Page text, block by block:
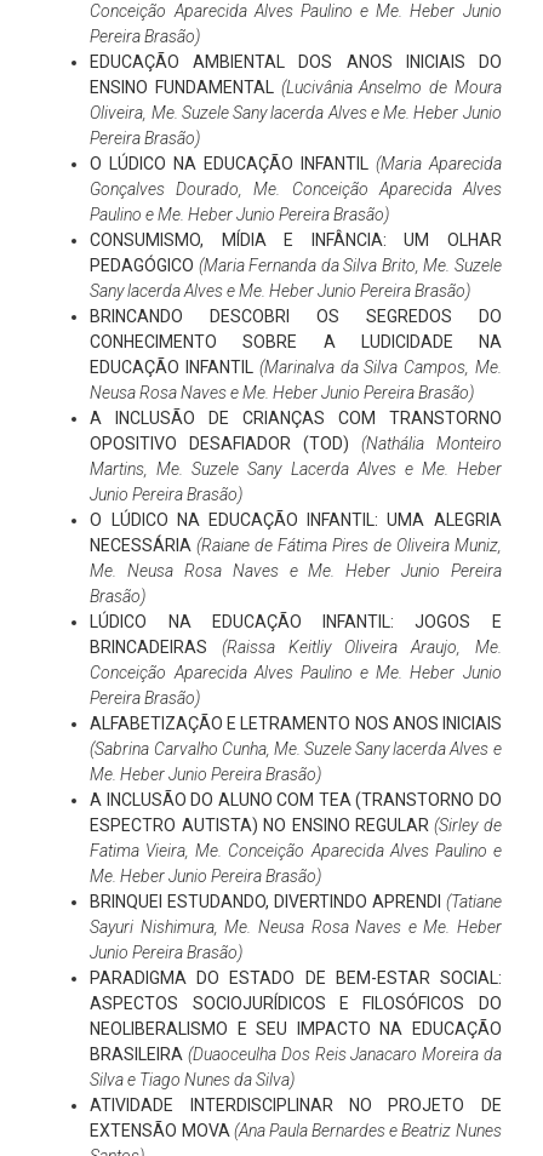
Conceição Aparecida Alves Paulino e Me. Heber Junio
Pereira Brasão)
EDUCAÇÃO AMBIENTAL DOS ANOS INICIAIS DO
ENSINO FUNDAMENTAL (Lucivânia Anselmo de Moura
Oliveira, Me. Suzele Sany lacerda Alves e Me. Heber Junio
Pereira Brasão)
O LÚDICO NA EDUCAÇÃO INFANTIL (Maria Aparecida
Gonçalves Dourado, Me. Conceição Aparecida Alves
Paulino e Me. Heber Junio Pereira Brasão)
CONSUMISMO, MÍDIA E INFÂNCIA: UM OLHAR
PEDAGÓGICO (Maria Fernanda da Silva Brito, Me. Suzele
Sany lacerda Alves e Me. Heber Junio Pereira Brasão)
BRINCANDO DESCOBRI OS SEGREDOS DO
CONHECIMENTO SOBRE A LUDICIDADE NA
EDUCAÇÃO INFANTIL (Marinalva da Silva Campos, Me.
Neusa Rosa Naves e Me. Heber Junio Pereira Brasão)
A INCLUSÃO DE CRIANÇAS COM TRANSTORNO
OPOSITIVO DESAFIADOR (TOD) (Nathália Monteiro
Martins, Me. Suzele Sany Lacerda Alves e Me. Heber
Junio Pereira Brasão)
O LÚDICO NA EDUCAÇÃO INFANTIL: UMA ALEGRIA
NECESSÁRIA(Raiane de Fátima Pires de Oliveira Muniz,
Me. Neusa Rosa Naves e Me. Heber Junio Pereira
Brasão)
LÚDICO NA EDUCAÇÃO INFANTIL: JOGOS E
BRINCADEIRAS (Raissa Keitliy Oliveira Araujo, Me.
Conceição Aparecida Alves Paulino e Me. Heber Junio
Pereira Brasão)
ALFABETIZAÇÃO E LETRAMENTO NOS ANOS INICIAIS
(Sabrina Carvalho Cunha, Me. Suzele Sany lacerda Alves e
Me. Heber Junio Pereira Brasão)
A INCLUSÃO DO ALUNO COM TEA (TRANSTORNO DO
ESPECTRO AUTISTA) NO ENSINO REGULAR(Sirley de
Fatima Vieira, Me. Conceição Aparecida Alves Paulino e
Me. Heber Junio Pereira Brasão)
BRINQUEI ESTUDANDO, DIVERTINDO APRENDI (Tatiane
Sayuri Nishimura, Me. Neusa Rosa Naves e Me. Heber
Junio Pereira Brasão)
PARADIGMA DO ESTADO DE BEM-ESTAR SOCIAL:
ASPECTOS SOCIOJURÍDICOS E FILOSÓFICOS DO
NEOLIBERALISMO E SEU IMPACTO NA EDUCAÇÃO
BRASILEIRA (Duaoceulha Dos Reis Janacaro Moreira da
Silva e Tiago Nunes da Silva)
ATIVIDADE INTERDISCIPLINAR NO PROJETO DE
EXTENSÃO MOVA (Ana Paula Bernardes e Beatriz Nunes